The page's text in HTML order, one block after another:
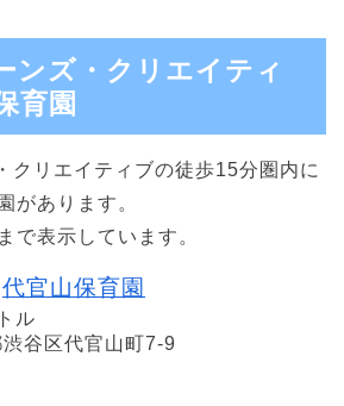
ンズ・クリエイティ
育園
クリエイティブの徒歩15分圏内に
があります。
で表示しています。
代官山保育園
ル
谷区代官山町7-9